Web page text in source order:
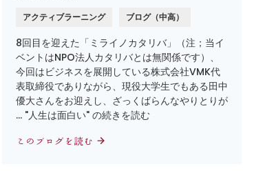
アクティブラーニング ブログ（中高）
8回目を迎えた「ミライノカタリバ」（注；当イ
ベントはNPO法人カタリバとは無関係です）、
今回はビジネスを展開している株式会社VMK代
表取締役でありながら、現役大学生でもある田中
優大さんをお迎えし、ざっくばらんなやりとりが
… "人生は面白い" の続きを読む
このブログを読む